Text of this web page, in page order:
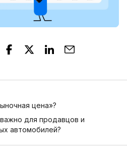
цена»?
для продавцов и
автомобилей?